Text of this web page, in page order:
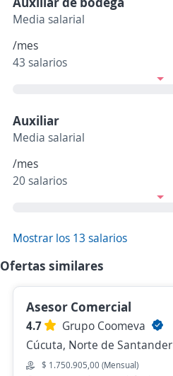
Media salarial
/mes
43 salarios
Auxiliar
Media salarial
/mes
20 salarios
Mostrar los 13 salarios
Ofertas similares
Asesor Comercial
4.7
Grupo Coomeva
Cúcuta, Norte de Santander
$ 1.750.905,00 (Mensual)